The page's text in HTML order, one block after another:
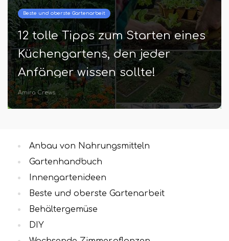
eines
Behältergemüse
Wachsende Rüben in
Containern | Wie man
Töpfen annimmt
Batuhan Frenzel
Anbau von Nahrungsmitteln
Gartenhandbuch
Innengartenideen
Beste und oberste Gartenarbeit
Behältergemüse
DIY